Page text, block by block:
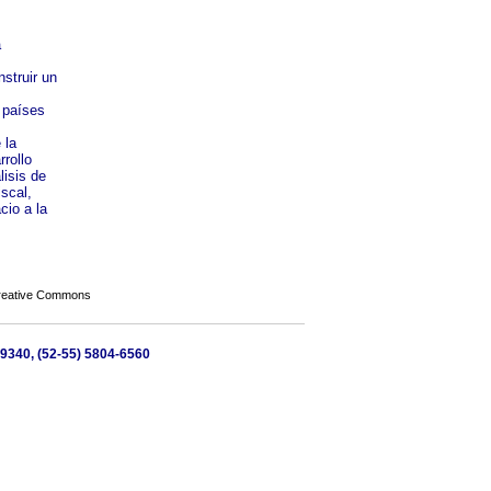
un
la
de
a la
Commons
(52-55) 5804-6560